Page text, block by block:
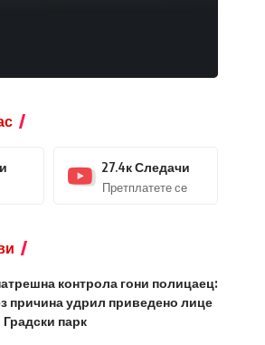
27.4кСледачи
Претплатете се
контрола гони полицаец:
причина удрил приведено лице
Градски парк